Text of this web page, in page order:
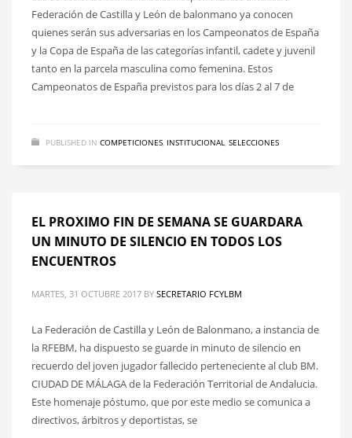
Federación de Castilla y León de balonmano ya conocen
quienes serán sus adversarias en los Campeonatos de España
y la Copa de España de las categorías infantil, cadete y juvenil
tanto en la parcela masculina como femenina. Estos
Campeonatos de España previstos para los días 2 al 7 de
PUBLISHED IN COMPETICIONES INSTITUCIONAL SELECCIONES
EL PROXIMO FIN DE SEMANA SE GUARDARA
UN MINUTO DE SILENCIO EN TODOS LOS
ENCUENTROS
MARTES, 31 OCTUBRE 2017 BY SECRETARIO FCYLBM
La Federación de Castilla y León de Balonmano, a instancia de
la RFEBM, ha dispuesto se guarde in minuto de silencio en
recuerdo del joven jugador fallecido perteneciente al club BM.
CIUDAD DE MÁLAGA de la Federación Territorial de Andalucia.
Este homenaje póstumo, que por este medio se comunica a
directivos, árbitros y deportistas, se